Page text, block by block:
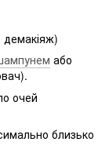
демакіяж)
або
очей
близько